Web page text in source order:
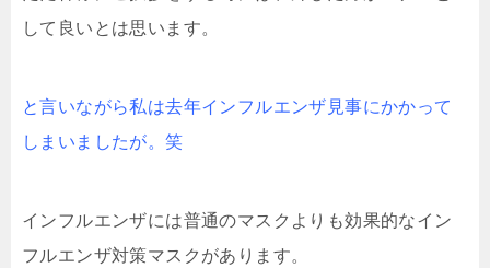
して良いとは思います。
と言いながら私は去年インフルエンザ見事にかかって
しまいましたが。笑
インフルエンザには普通のマスクよりも効果的なイン
フルエンザ対策マスクがあります。